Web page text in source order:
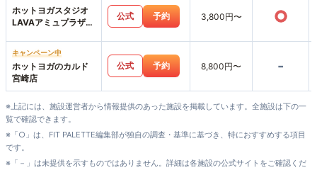
ホットヨガスタジオ
LAVAアミュプラザみ
公式 予約 3,800円〜 ○
キャンペーン中
ホットヨガのカルド
宮崎店
公式 予約 8,800円〜 -
※上記には、施設運営者から情報提供のあった施設を掲載しています。全施設は下の一
覧で確認できます。
※「○」は、FIT PALETTE編集部が独自の調査・基準に基づき、特におすすめする項目
です。
※「－」は未提供を示すものではありません。詳細は各施設の公式サイトをご確認くだ